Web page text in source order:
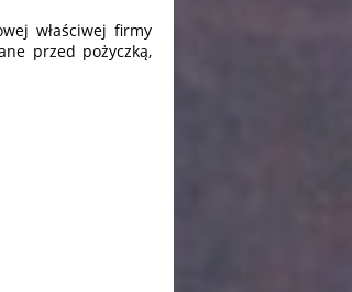
właściwej firmy
przed pożyczką,